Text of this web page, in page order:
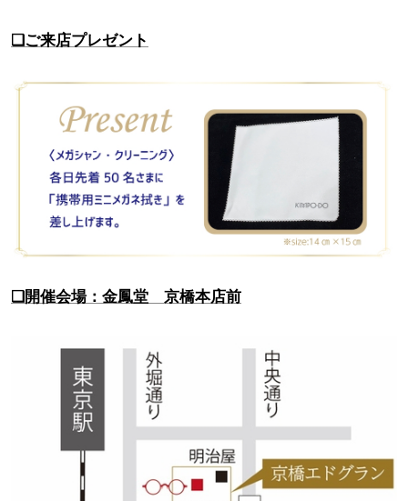
❑ご来店プレゼント
❑開催会場：金鳳堂 京橋本店前